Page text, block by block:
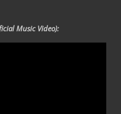
Music Video):